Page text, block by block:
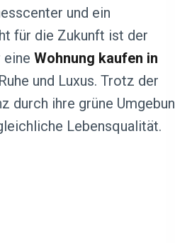
und ein
für die Zukunft ist der
Wohnung kaufen in
und Luxus. Trotz der
durch ihre grüne
Lebensqualität.